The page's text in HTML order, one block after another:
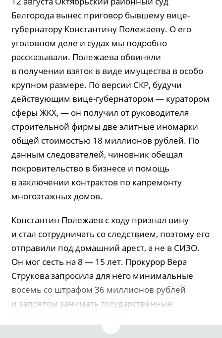
Белгорода вынес приговор бывшему вице-
губернатору Константину Полежаеву. О его
уголовном деле и судах мы подробно
рассказывали. Полежаева обвиняли
в получении взяток в виде имущества в особо
крупном размере. По версии СКР, будучи
действующим вице-губернатором — куратором
сферы ЖКХ, — он получил от руководителя
строительной фирмы две элитные иномарки
общей стоимостью 18 миллионов рублей. По
данным следователей, чиновник обещал
покровительство в бизнесе и помощь
в заключении контрактов по капремонту
многоэтажных домов.
Константин Полежаев с ходу признал вину
и стал сотрудничать со следствием, поэтому его
отправили под домашний арест, а не в СИЗО.
Он мог сесть на 8 — 15 лет. Прокурор Вера
Струкова запросила для него минимальные
восемь со штрафом 36 миллионов рублей
и запретом занимать государственные